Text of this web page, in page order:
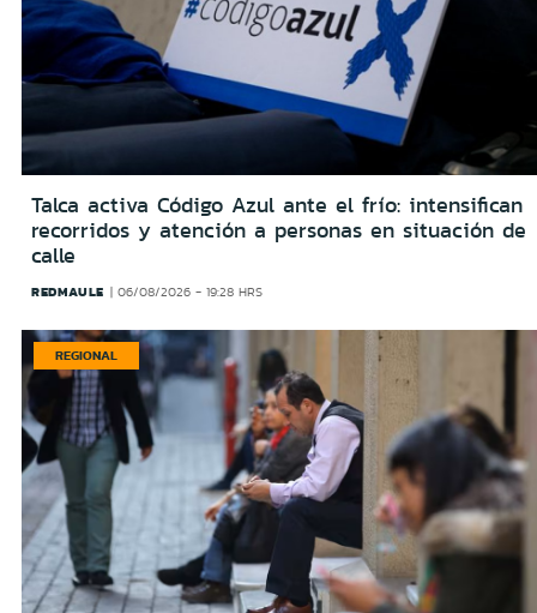
Talca activa Código Azul ante el frío: intensifican
recorridos y atención a personas en situación de
calle
REDMAULE 06/08/2026 - 19:28 HRS
REGIONAL